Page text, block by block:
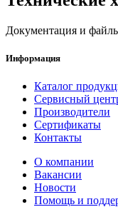
Документация и
Информация
Каталог
Сервисный
Производители
Сертификаты
Контакты
О компании
Вакансии
Новости
Помощь и